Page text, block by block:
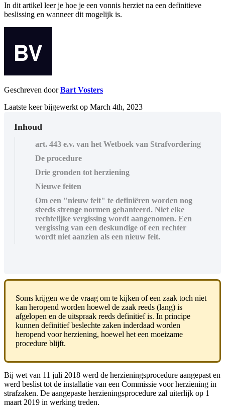
In dit artikel leer je hoe je een vonnis herziet na een definitieve
beslissing en wanneer dit mogelijk is.
Geschreven doorBart Vosters
Laatste keer bijgewerkt op March 4th, 2023
Inhoud
art. 443 e.v. van het Wetboek van Strafvordering
De procedure
Drie gronden tot herziening
Nieuwe feiten
Om een "nieuw feit" te definiëren worden nog
steeds strenge normen gehanteerd. Niet elke
rechtelijke vergissing wordt aangenomen. Een
vergissing van een deskundige of een rechter
wordt niet aanzien als een nieuw feit.
Soms krijgen we de vraag om te kijken of een zaak toch niet
kan heropend worden hoewel de zaak reeds (lang) is
afgelopen en de uitspraak reeds definitief is. In principe
kunnen definitief beslechte zaken inderdaad worden
heropend voor herziening, hoewel het een moeizame
procedure blijft.
Bij wet van 11 juli 2018 werd de herzieningsprocedure aangepast en
werd beslist tot de installatie van een Commissie voor herziening in
strafzaken. De aangepaste herzieningsprocedure zal uiterlijk op 1
maart 2019 in werking treden.